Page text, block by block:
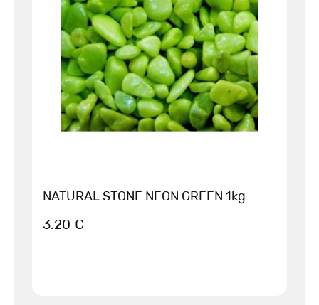
NATURAL STONE NEON GREEN 1kg
3.20 €